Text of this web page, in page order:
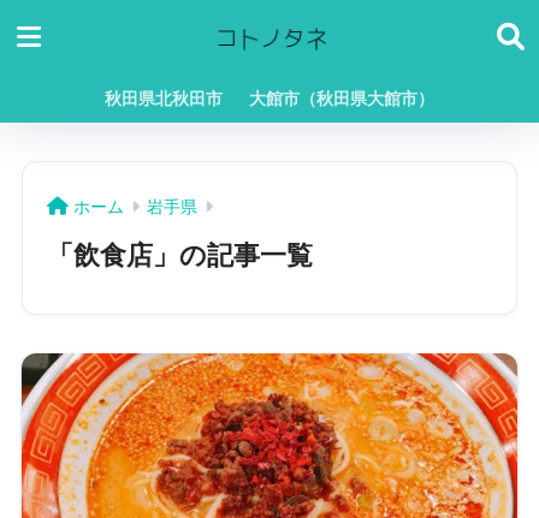
秋田県北秋田市 大館市（秋田県大館市）
ホーム 岩手県
「飲食店」の記事一覧